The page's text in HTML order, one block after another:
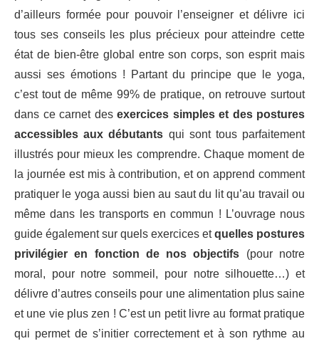
d’ailleurs formée pour pouvoir l’enseigner et délivre ici
tous ses conseils les plus précieux pour atteindre cette
état de bien-être global entre son corps, son esprit mais
aussi ses émotions ! Partant du principe que le yoga,
c’est tout de même 99% de pratique, on retrouve surtout
dans ce carnet desexercices simples et des postures
accessibles aux débutants qui sont tous parfaitement
illustrés pour mieux les comprendre. Chaque moment de
la journée est mis à contribution, et on apprend comment
pratiquer le yoga aussi bien au saut du lit qu’au travail ou
même dans les transports en commun ! L’ouvrage nous
guide également sur quels exercices etquelles postures
privilégier en fonction de nos objectifs (pour notre
moral, pour notre sommeil, pour notre silhouette…) et
délivre d’autres conseils pour une alimentation plus saine
et une vie plus zen ! C’est un petit livre au format pratique
qui permet de s’initier correctement et à son rythme au